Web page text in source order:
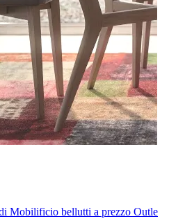
Mobilificio bellutti a prezzo Outle